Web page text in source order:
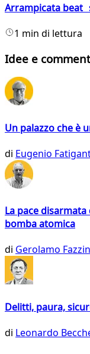
Arrampicata beat
1 min di lettura
Idee e
Un palazzo che è
di Eugenio
La pace
bomba atomica
di Gerolamo
Delitti, paura,
di Leonardo